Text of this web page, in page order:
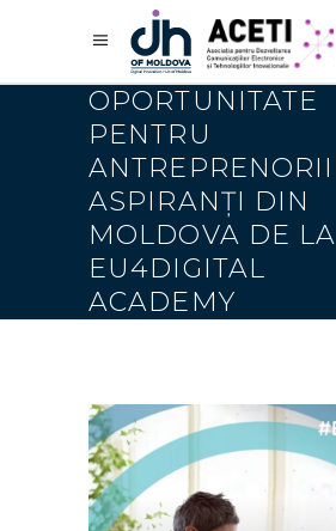
OPORTUNITATE
PENTRU
ANTREPRENORII
ASPIRANȚI DIN
MOLDOVA DE LA
EU4DIGITAL
ACADEMY